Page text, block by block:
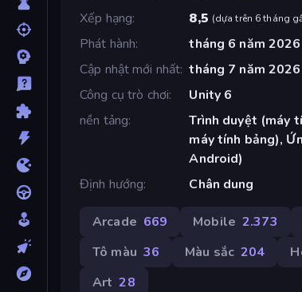
Xếp hạng
8,5 (dựa trên 6 tháng
Phát hành
tháng 6 năm 2026
Cập nhật mới nhất tháng 7 năm 2026
Công cụ trò chơi
Unity 6
nền tảng
Trình duyệt (máy
máy tính bảng),
Android)
Định hướng
Chân dung
Arcade 669 Mobile 2.373
Tô màu 36 Màu sắc 204
Art 28